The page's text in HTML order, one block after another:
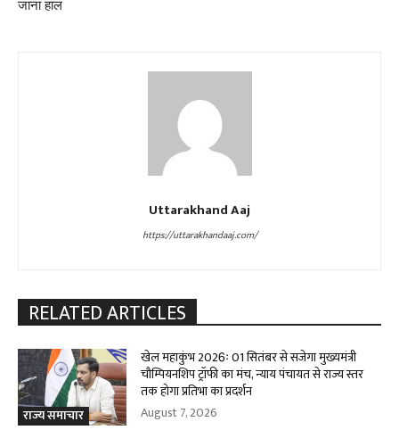
जाना हाल
Uttarakhand Aaj
https://uttarakhandaaj.com/
RELATED ARTICLES
राज्य समाचार
खेल महाकुंभ 2026ः 01 सितंबर से सजेगा मुख्यमंत्री
चौम्पियनशिप ट्रॉफी का मंच, न्याय पंचायत से राज्य स्तर
तक होगा प्रतिभा का प्रदर्शन
August 7, 2026